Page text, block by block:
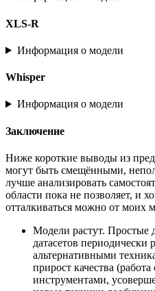
XLS-R
Информация о модели
Whisper
Информация о модели
Заключение
Ниже короткие выводы из
могут быть смещёнными,
лучше анализировать
области пока не позволяет, и
отталкиваться можно от моих
Модели растут. Простые
датасетов периодически
альтернативными
прирост качества
инструментами,